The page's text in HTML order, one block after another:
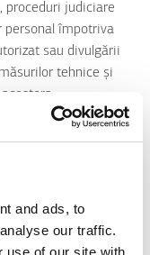
and ads, to
our traffic.
use of our site with
proceduri judiciare
personal împotriva
sau divulgării
tehnice și
specială în acest
luat toate măsurile